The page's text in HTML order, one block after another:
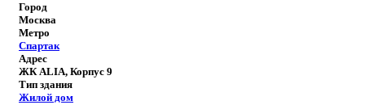
Город
Москва
Метро
Спартак
Адрес
ЖК ALIA, Корпус 9
Тип здания
Жилой дом